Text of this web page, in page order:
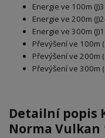
Energie ve 100m
Energie ve 200m
Energie ve 300m
Převýšení ve 100m
Převýšení ve 200m
Převýšení ve 300m
Detailní popis
Norma Vulkan